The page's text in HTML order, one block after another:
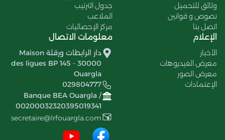
وثائق للتحميل
نصوص و قوانين
اتصل بنا
جدول الترتيب
الملاعب
مركز الإحصائيات
الإعلام
الأخبار
معرض الفيديوهات
معرض الصور
الإعتمادات
معلومات الاتصال
دار الرابطات ورقلة Maison
des ligues BP 145 - 30000
Ouargla
029804777
Banque BEA Ouargla /
00200032320395019341
secretaire@lrfouargla.com